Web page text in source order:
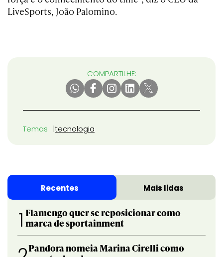
LiveSports, João Palomino.
COMPARTILHE:
Temas tecnologia
Recentes Mais lidas
1 Flamengo quer se reposicionar como
marca de sportainment
Pandora nomeia Marina Cirelli como